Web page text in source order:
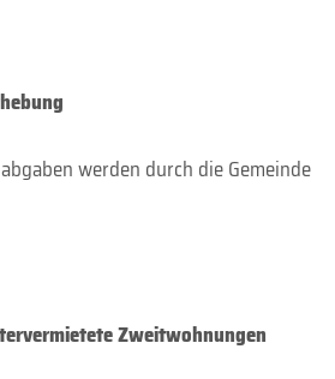
werden durch die Gemeinde
Zweitwohnungen